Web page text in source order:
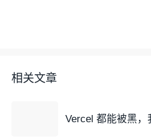
相关文章
Vercel 都能被黑，